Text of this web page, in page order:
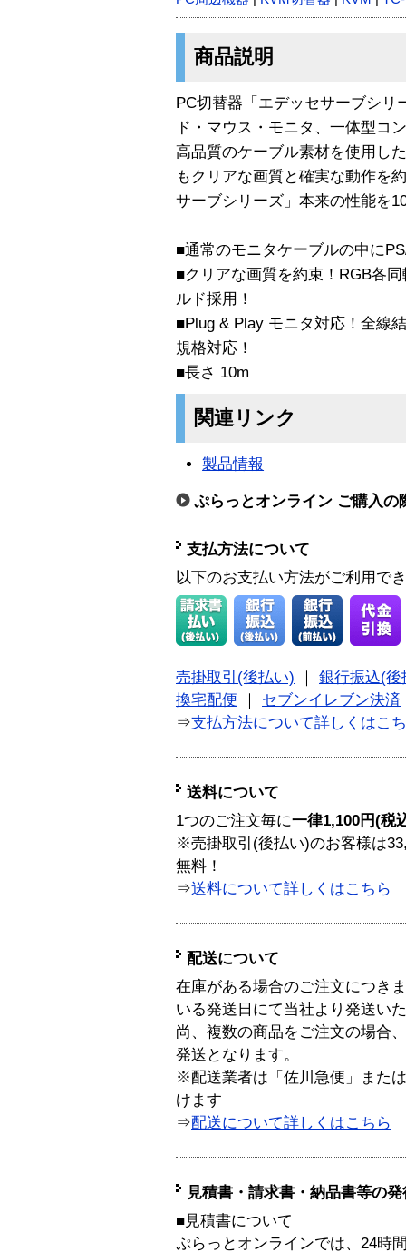
商品説明
PC切替器「エデッセサーブシリ
ド・マウス・モニタ、一体型コ
高品質のケーブル素材を使用し
もクリアな画質と確実な動作を
サーブシリーズ」本来の性能を
■通常のモニタケーブルの中に
■クリアな画質を約束！RGB各
ルド採用！
■Plug & Play モニタ対応！全線
規格対応！
■長さ 10m
関連リンク
製品情報
ぷらっとオンライン ご購入の
支払方法について
以下のお支払い方法がご利用で
売掛取引(後払い)
銀行振込(後
換宅配便
セブンイレブン決済
⇒支払方法について詳しくはこ
送料について
1つのご注文毎に一律1,100円(税
※売掛取引(後払い)のお客様は
無料！
⇒送料について詳しくはこちら
配送について
在庫がある場合のご注文につき
いる発送日にて当社より発送い
尚、複数の商品をご注文の場合
発送となります。
※配送業者は「佐川急便」また
けます
⇒配送について詳しくはこちら
見積書・請求書・納品書等の
■見積書について
ぷらっとオンラインでは、24時